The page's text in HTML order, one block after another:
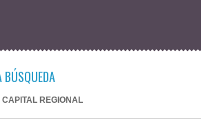
BÚSQUEDA
REGIONAL